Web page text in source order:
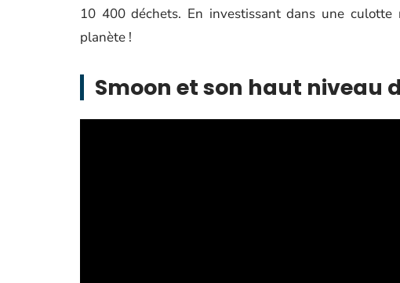
10 400 déchets. En investissant dans une
planète !
Smoon et son haut niveau